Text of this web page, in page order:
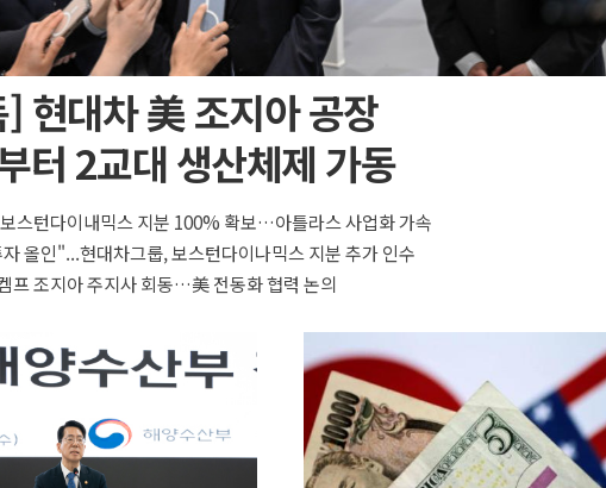
현대차 美 조지아 공장
터 2교대 생산체제 가동
스턴다이내믹스 지분 100% 확보…아틀라스 사업화 가속
올인"...현대차그룹, 보스턴다이나믹스 지분 추가 인수
프 조지아 주지사 회동…美 전동화 협력 논의